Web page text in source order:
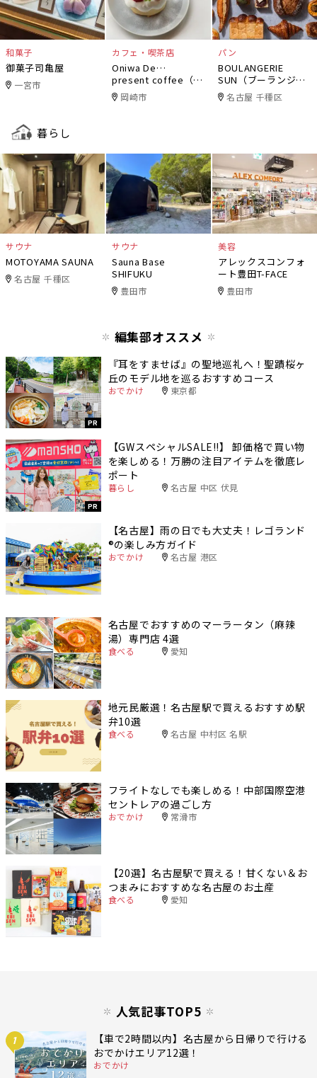
和菓子
御菓子司亀屋
一宮市
カフェ・喫茶店
Oniwa De…
present coffee（オ
ニワデ）
岡崎市
パン
BOULANGERIE
SUN（ブーランジェ
リー・サン）
名古屋 千種区
暮らし
サウナ
MOTOYAMA SAUNA
名古屋 千種区
サウナ
Sauna Base
SHIFUKU
豊田市
美容
アレックスコンフォ
ート豊田T-FACE
豊田市
編集部オススメ
PR
『耳をすませば』の聖地巡礼へ！聖蹟桜ヶ
丘のモデル地を巡るおすすめコース
おでかけ 東京都
PR
【GWスペシャルSALE‼︎】 卸価格で買い物
を楽しめる！万勝の注目アイテムを徹底レ
ポート
暮らし 名古屋 中区 伏見
【名古屋】雨の日でも大丈夫！レゴランド
®️の楽しみ方ガイド
おでかけ 名古屋 港区
名古屋でおすすめのマーラータン（麻辣
湯）専門店 4選
食べる 愛知
地元民厳選！名古屋駅で買えるおすすめ駅
弁10選
食べる 名古屋 中村区 名駅
フライトなしでも楽しめる！中部国際空港
セントレアの過ごし方
おでかけ 常滑市
【20選】名古屋駅で買える！甘くない＆お
つまみにおすすめな名古屋のお土産
食べる 愛知
人気記事TOP5
1
【車で2時間以内】名古屋から日帰りで行ける
おでかけエリア12選！
おでかけ